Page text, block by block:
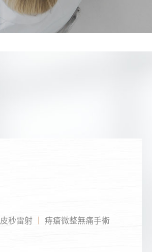
皮秒雷射 痔瘡微整無痛手術